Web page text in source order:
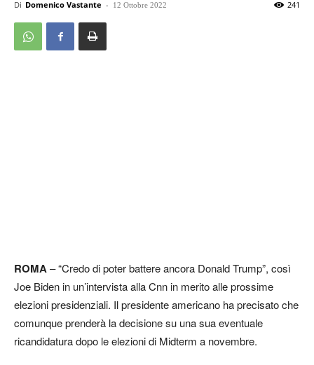
Di Domenico Vastante - 12 Ottobre 2022 241
ROMA– “Credo di poter battere ancora Donald Trump”, così
Joe Biden in un’intervista alla Cnn in merito alle prossime
elezioni presidenziali. Il presidente americano ha precisato che
comunque prenderà la decisione su una sua eventuale
ricandidatura dopo le elezioni di Midterm a novembre.